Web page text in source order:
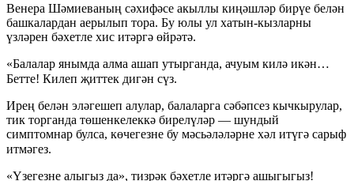
Венера Шәмиеваның сәхифәсе акыллы киңәшләр бирүе белән
башкалардан аерылып тора. Бу юлы ул хатын-кызларны
үзләрен бәхетле хис итәргә өйрәтә.
«Балалар янымда алма ашап утырганда, ачуым килә икән…
Бетте! Килеп җиттек дигән сүз. ⁣⁣⠀
Ирең белән эләгешеп алулар, балаларга сәбәпсез кычкырулар,
тик торганда төшенкелеккә бирелүләр — шундый
симптомнар булса, көчегезне бу мәсьәләләрне хәл итүгә сарыф
итмәгез. ⁣⁣⠀
«Үзегезне алыгыз да», тизрәк бәхетле итәргә ашыгыгыз!